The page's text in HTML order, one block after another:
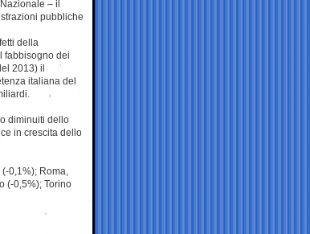
– il
pubbliche
della
fabbisogno dei
2013) il
italiana del
diminuiti dello
in crescita dello
0,1%); Roma,
(-0,5%); Torino